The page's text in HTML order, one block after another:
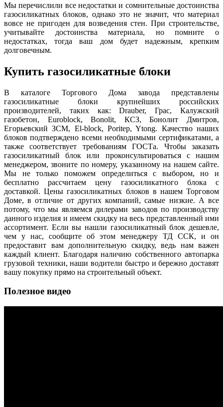
Мы перечислили все недостатки и сомнительные достоинства
газосиликатных блоков, однако это не значит, что материал
вовсе не пригоден для возведения стен. При строительстве,
учитывайте достоинства материала, но помните о
недостатках, тогда ваш дом будет надежным, крепким
долговечным.
Купить газосиликатные блоки
В каталоге Торгового Дома завода представлены
газосиликатные блоки крупнейших российских
производителей, таких как: Drauber, Грас, Калужский
газобетон, Euroblock, Bonolit, КСЗ, Бонолит Дмитров,
Егорьевский ЗСМ, El-block, Poritep, Ytong. Качество наших
блоков подтверждено всеми необходимыми сертификатами, а
также соответствует требованиям ГОСТа. Чтобы заказать
газосиликатный блок или проконсультироваться с нашим
менеджером, звоните по номеру, указанному на нашем сайте.
Мы не только поможем определиться с выбором, но и
бесплатно рассчитаем цену газосиликатного блока с
доставкой. Цены газосиликатных блоков в нашем Торговом
Доме, в отличие от других компаний, самые низкие. А все
потому, что мы являемся дилерами заводов по производству
данного изделия и имеем скидку на весь представленный ими
ассортимент. Если вы нашли газосиликатный блок дешевле,
чем у нас, сообщите об этом менеджеру ТД ССК, и он
предоставит вам дополнительную скидку, ведь нам важен
каждый клиент. Благодаря наличию собственного автопарка
грузовой техники, наши водители быстро и бережно доставят
вашу покупку прямо на строительный объект.
Полезное видео